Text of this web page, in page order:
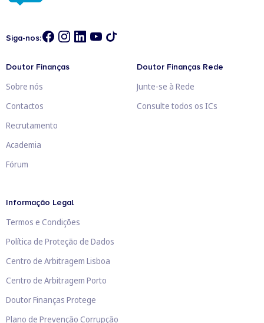
Siga-nos:
Doutor Finanças
Sobre nós
Contactos
Recrutamento
Academia
Fórum
Doutor Finanças Rede
Junte-se à Rede
Consulte todos os ICs
Informação Legal
Termos e Condições
Política de Proteção de Dados
Centro de Arbitragem Lisboa
Centro de Arbitragem Porto
Doutor Finanças Protege
Plano de Prevenção Corrupção